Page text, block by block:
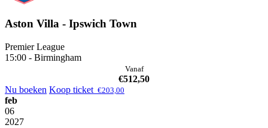
Aston Villa - Ipswich Town
Premier League
15:00 - Birmingham
Vanaf
€512,50
Nu boeken Koop ticket €203,00
feb
06
2027